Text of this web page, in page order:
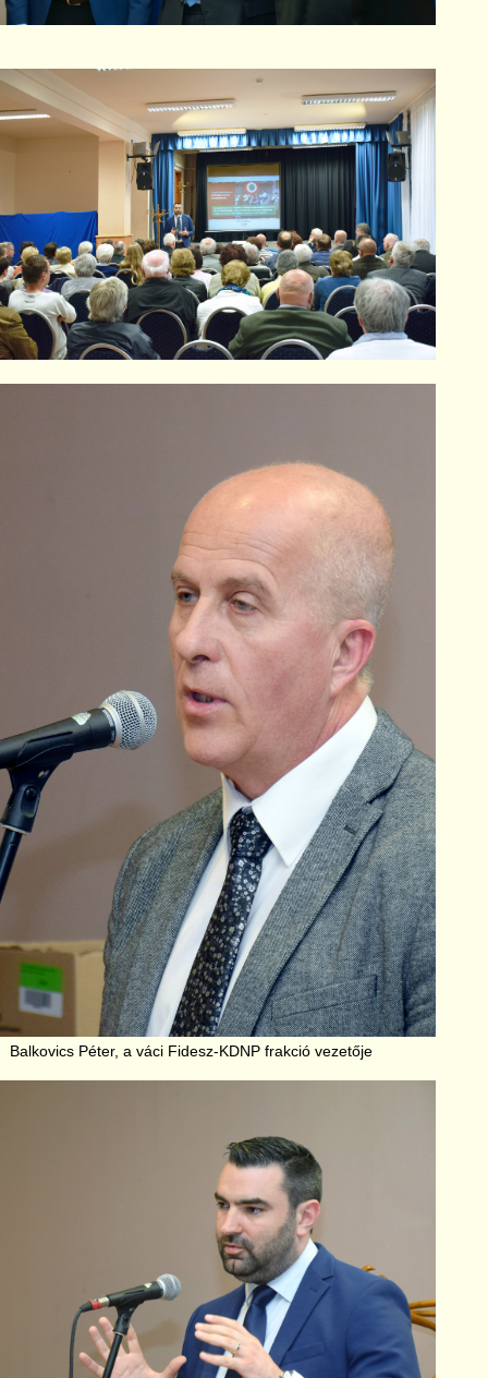
Balkovics Péter, a váci Fidesz-KDNP frakció vezetője